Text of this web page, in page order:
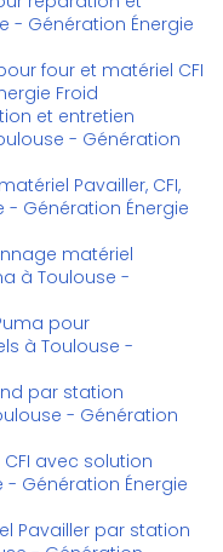
- Génération Énergie
four et matériel CFI
Froid
et entretien
- Génération
Pavailler, CFI,
- Génération Énergie
matériel
à Toulouse -
pour
à Toulouse -
par station
- Génération
avec solution
Génération Énergie
Pavailler par station